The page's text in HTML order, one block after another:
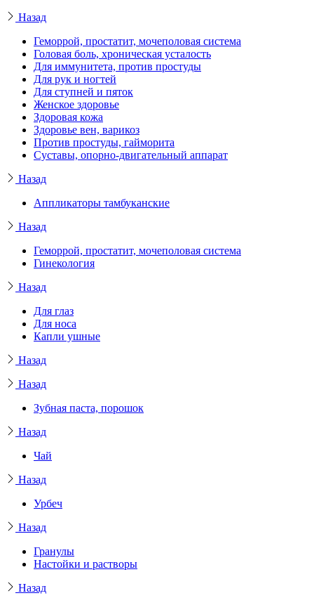
Назад
Геморрой, простатит, мочеполовая система
Головая боль, хроническая усталость
Для иммунитета, против простуды
Для рук и ногтей
Для ступней и пяток
Женское здоровье
Здоровая кожа
Здоровье вен, варикоз
Против простуды, гайморита
Суставы, опорно-двигательный аппарат
Назад
Аппликаторы тамбуканские
Назад
Геморрой, простатит, мочеполовая система
Гинекология
Назад
Для глаз
Для носа
Капли ушные
Назад
Назад
Зубная паста, порошок
Назад
Чай
Назад
Урбеч
Назад
Гранулы
Настойки и растворы
Назад